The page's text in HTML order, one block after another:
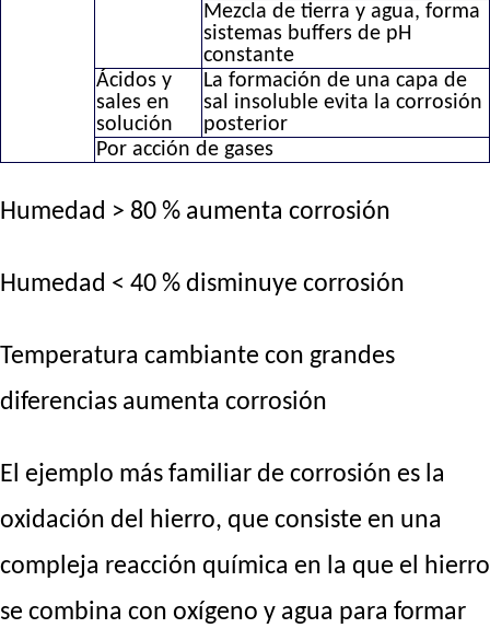
Mezcla de tierra y agua, forma
sistemas buffers de pH
constante
Ácidos y
sales en
solución
La formación de una capa de
sal insoluble evita la corrosión
posterior
Por acción de gases
Humedad > 80 % aumenta corrosión
Humedad < 40 % disminuye corrosión
Temperatura cambiante con grandes
diferencias aumenta corrosión
El ejemplo más familiar de corrosión es la
oxidación del hierro, que consiste en una
compleja reacción química en la que el hierro
se combina con oxígeno y agua para formar